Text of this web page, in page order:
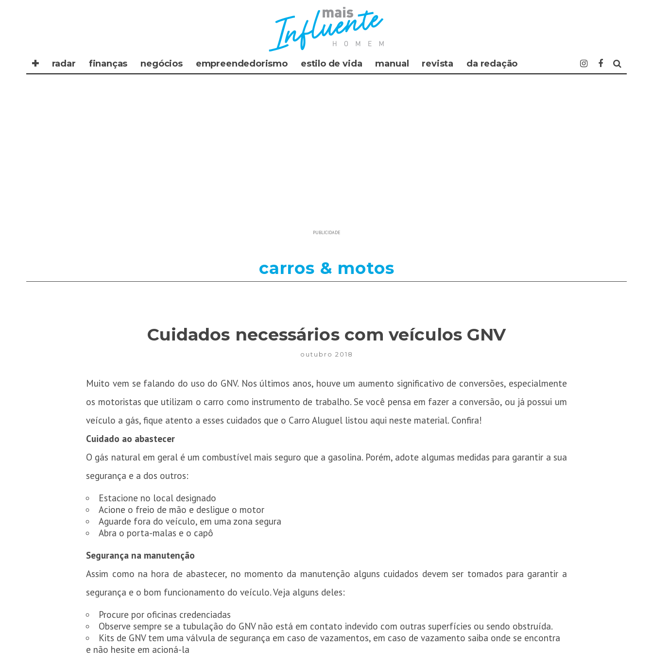
✚ radar finanças negócios empreendedorismo estilo de vida manual revista da redação
PUBLICIDADE
carros & motos
Cuidados necessários com veículos GNV
outubro 2018
Muito vem se falando do uso do GNV. Nos últimos anos, houve um aumento significativo de conversões, especialmente
os motoristas que utilizam o carro como instrumento de trabalho. Se você pensa em fazer a conversão, ou já possui um
veículo a gás, fique atento a esses cuidados que o Carro Aluguel listou aqui neste material. Confira!
Cuidado ao abastecer
O gás natural em geral é um combustível mais seguro que a gasolina. Porém, adote algumas medidas para garantir a sua
segurança e a dos outros:
Estacione no local designado
Acione o freio de mão e desligue o motor
Aguarde fora do veículo, em uma zona segura
Abra o porta-malas e o capô
Segurança na manutenção
Assim como na hora de abastecer, no momento da manutenção alguns cuidados devem ser tomados para garantir a
segurança e o bom funcionamento do veículo. Veja alguns deles:
Procure por oficinas credenciadas
Observe sempre se a tubulação do GNV não está em contato indevido com outras superfícies ou sendo obstruída.
Kits de GNV tem uma válvula de segurança em caso de vazamentos, em caso de vazamento saiba onde se encontra
e não hesite em acioná-la